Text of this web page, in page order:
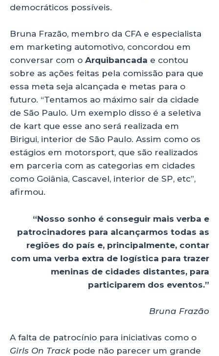
democráticos possíveis.
Bruna Frazão, membro da CFA e especialista
em marketing automotivo, concordou em
conversar com o Arquibancada e contou
sobre as ações feitas pela comissão para que
essa meta seja alcançada e metas para o
futuro. “Tentamos ao máximo sair da cidade
de São Paulo. Um exemplo disso é a seletiva
de kart que esse ano será realizada em
Birigui, interior de São Paulo. Assim como os
estágios em motorsport, que são realizados
em parceria com as categorias em cidades
como Goiânia, Cascavel, interior de SP, etc”,
afirmou.
“Nosso sonho é conseguir mais verba e
patrocinadores para alcançarmos todas as
regiões do país e, principalmente, contar
com uma verba extra de logística para trazer
meninas de cidades distantes, para
participarem dos eventos.”
Bruna Frazão
A falta de patrocínio para iniciativas como o
Girls On Trackpode não parecer um grande